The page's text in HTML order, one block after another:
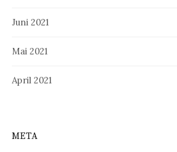
Juni 2021
Mai 2021
April 2021
META